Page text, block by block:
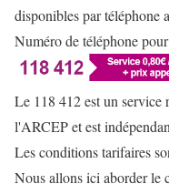
disponibles par téléphone
Numéro de téléphone
Le 118 412 est un service
l'ARCEP et est
Les conditions tarifaires
Nous allons ici aborder le